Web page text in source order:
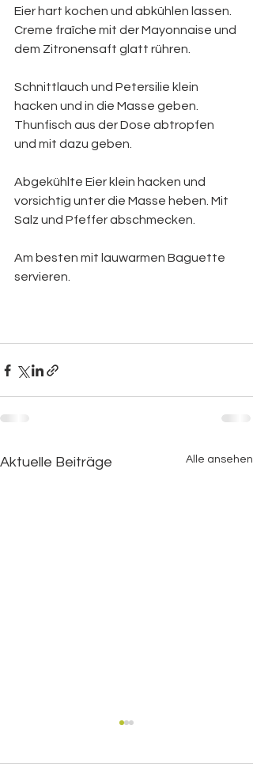
Eier hart kochen und abkühlen lassen.
Creme fraîche mit der Mayonnaise und
dem Zitronensaft glatt rühren.
Schnittlauch und Petersilie klein
hacken und in die Masse geben.
Thunfisch aus der Dose abtropfen
und mit dazu geben.
Abgekühlte Eier klein hacken und
vorsichtig unter die Masse heben. Mit
Salz und Pfeffer abschmecken.
Am besten mit lauwarmen Baguette
servieren.
Aktuelle Beiträge Alle ansehen